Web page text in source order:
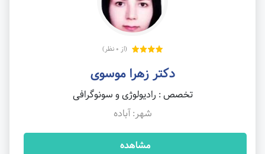
(از 0 نظر)
دکتر زهرا موسوی
تخصص : رادیولوژی و سونوگرافی
شهر: آباده
مشاهده